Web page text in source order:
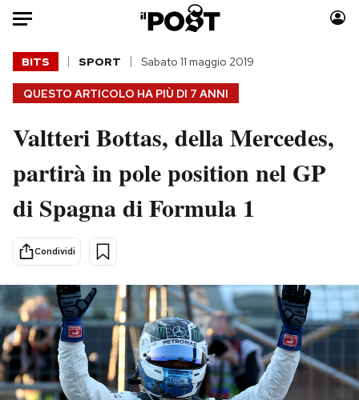
Auto
HOME
Italia
Politica
Tecnologia
Internet
Scienza
Economia
Sport
Moda
Consumismi
Storie/Idee
Altrecose
Mondiali calcio 2026
PODCAST
QUESTO ARTICOLO HA PIÙ DI 7 ANNI
BITS SPORT Sabato 11 maggio 2019
Valtteri Bottas, della Mercedes,
partirà in pole position nel GP
di Spagna di Formula 1
Condividi